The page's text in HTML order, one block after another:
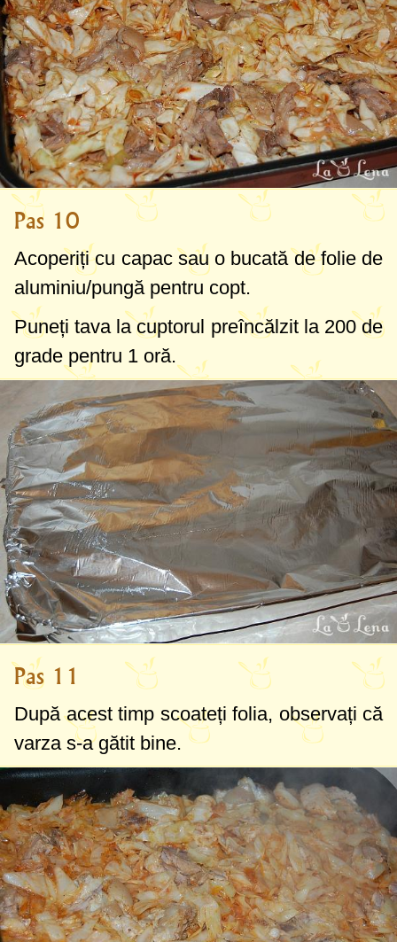
Pas 10
Acoperiți cu capac sau o bucată de folie de
aluminiu/pungă pentru copt.
Puneți tava la cuptorul preîncălzit la 200 de
grade pentru 1 oră.
Pas 11
După acest timp scoateți folia, observați că
varza s-a gătit bine.